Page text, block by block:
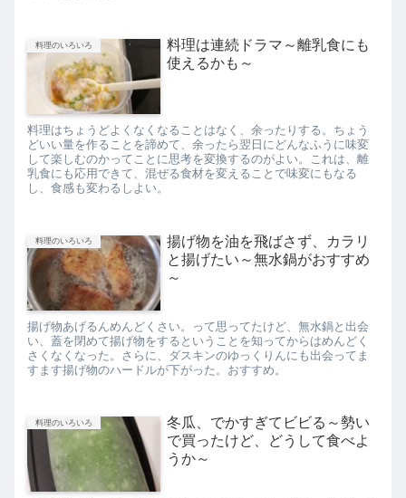
料理のいろいろ
料理は連続ドラマ～離乳食にも
使えるかも～
料理はちょうどよくなくなることはなく、余ったりする。ちょう
どいい量を作ることを諦めて、余ったら翌日にどんなふうに味変
して楽しむのかってことに思考を変換するのがよい。これは、離
乳食にも応用できて、混ぜる食材を変えることで味変にもなる
し、食感も変わるしよい。
料理のいろいろ
揚げ物を油を飛ばさず、カラリ
と揚げたい～無水鍋がおすすめ
～
揚げ物あげるんめんどくさい。って思ってたけど、無水鍋と出会
い、蓋を閉めて揚げ物をするということを知ってからはめんどく
さくなくなった。さらに、ダスキンのゆっくりんにも出会ってま
すます揚げ物のハードルが下がった。おすすめ。
料理のいろいろ
冬瓜、でかすぎてビビる～勢い
で買ったけど、どうして食べよ
うか～